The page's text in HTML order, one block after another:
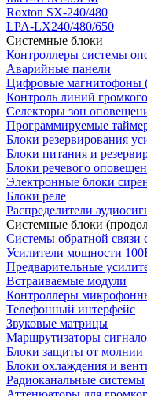
Roxton SX-240/480
LPA-LX240/480/650
Системные блоки
Контроллеры системы
Аварийные панели
Цифровые магнитофоны
Контроль линий
Селекторы зон
Программируемые
Блоки резервирования
Блоки питания и
Блоки речевого
Электронные блоки
Блоки реле
Распределители
Системные блоки
Системы обратной связи
Усилители мощности
Предварительные
Встраиваемые модули
Контроллеры
Телефонный интерфейс
Звуковые матрицы
Маршрутизаторы
Блоки защиты от молнии
Блоки охлаждения и
Радиоканальные системы